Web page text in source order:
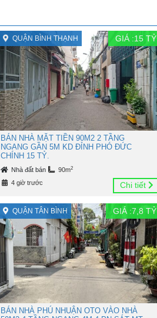
QUẬN BÌNH THẠNH GIÁ :15TỶ
BÁN NHÀ MẶT TIỀN 90M2 2 TẦNG
NGANG GẦN 5M KD ĐỈNH PHÓ ĐỨC
CHÍNH 15 TỶ.
Nhà đất bán 90m2
4 giờ trước Chi tiết
QUẬN TÂN BÌNH GIÁ :7,8 TỶ
BÁN NHÀ PHÚ NHUẬN OTO VÀO NHÀ